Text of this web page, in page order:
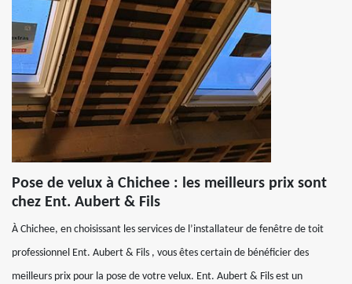
Pose de velux à Chichee : les meilleurs prix sont
chez Ent. Aubert & Fils
À Chichee, en choisissant les services de l’installateur de fenêtre de toit
professionnel Ent. Aubert & Fils , vous êtes certain de bénéficier des
meilleurs prix pour la pose de votre velux. Ent. Aubert & Fils est un